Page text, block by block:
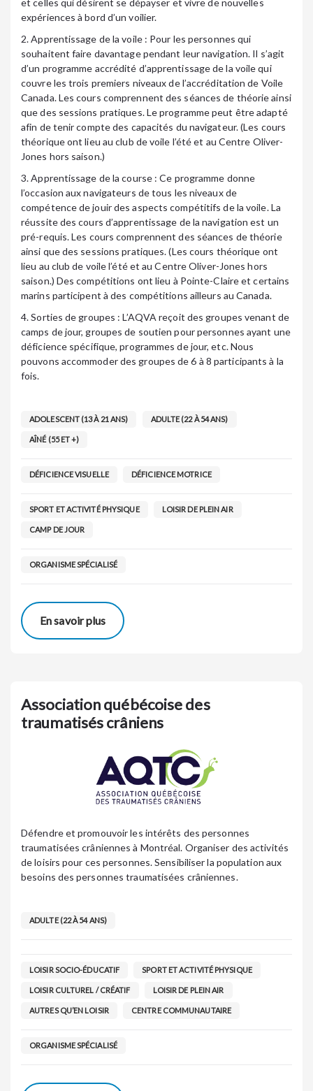
et celles qui désirent se dépayser et vivre de nouvelles
expériences à bord d’un voilier.
2. Apprentissage de la voile : Pour les personnes qui
souhaitent faire davantage pendant leur navigation. Il s’agit
d’un programme accrédité d’apprentissage de la voile qui
couvre les trois premiers niveaux de l’accréditation de Voile
Canada. Les cours comprennent des séances de théorie ainsi
que des sessions pratiques. Le programme peut être adapté
afin de tenir compte des capacités du navigateur. (Les cours
théorique ont lieu au club de voile l’été et au Centre Oliver-
Jones hors saison.)
3. Apprentissage de la course : Ce programme donne
l’occasion aux navigateurs de tous les niveaux de
compétence de jouir des aspects compétitifs de la voile. La
réussite des cours d’apprentissage de la navigation est un
pré-requis. Les cours comprennent des séances de théorie
ainsi que des sessions pratiques. (Les cours théorique ont
lieu au club de voile l’été et au Centre Oliver-Jones hors
saison.) Des compétitions ont lieu à Pointe-Claire et certains
marins participent à des compétitions ailleurs au Canada.
4. Sorties de groupes : L’AQVA reçoit des groupes venant de
camps de jour, groupes de soutien pour personnes ayant une
déficience spécifique, programmes de jour, etc. Nous
pouvons accommoder des groupes de 6 à 8 participants à la
fois.
ADOLESCENT (13 À 21 ANS) ADULTE (22 À 54 ANS)
AÎNÉ (55 ET +)
DÉFICIENCE VISUELLE DÉFICIENCE MOTRICE
SPORT ET ACTIVITÉ PHYSIQUE LOISIR DE PLEIN AIR
CAMP DE JOUR
ORGANISME SPÉCIALISÉ
En savoir plus
Association québécoise des
traumatisés crâniens
Défendre et promouvoir les intérêts des personnes
traumatisées crâniennes à Montréal. Organiser des activités
de loisirs pour ces personnes. Sensibiliser la population aux
besoins des personnes traumatisées crâniennes.
ADULTE (22 À 54 ANS)
LOISIR SOCIO-ÉDUCATIF SPORT ET ACTIVITÉ PHYSIQUE
LOISIR CULTUREL / CRÉATIF LOISIR DE PLEIN AIR
AUTRES QU’EN LOISIR CENTRE COMMUNAUTAIRE
ORGANISME SPÉCIALISÉ